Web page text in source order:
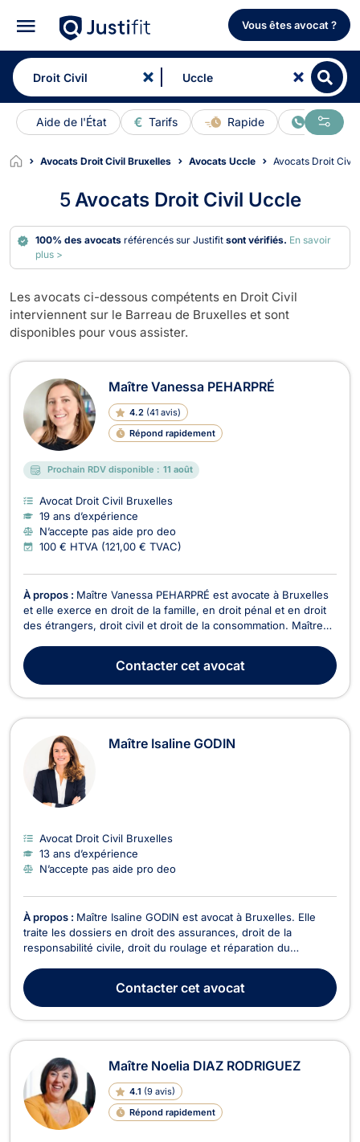
Vous êtes avocat ?
Aide de l'État Tarifs Rapide En ligne
Avocats Droit Civil Bruxelles Avocats Uccle Avocats Droit
5Avocats Droit Civil Uccle
100% des avocats référencés sur Justifitsont vérifiés. En savoir
plus >
Les avocats ci-dessous compétents en Droit Civil
interviennent sur le Barreau de Bruxelles et sont
disponibles pour vous assister.
Avocats en Droit Civil à Uccle
Maître Vanessa PEHARPRÉ
4.2 (41 avis)
Répond rapidement
Prochain RDV disponible : 11 août
Avocat Droit Civil Bruxelles
19 ans d’expérience
N’accepte pas aide pro deo
100 € HTVA (121,00 € TVAC)
À propos : Maître Vanessa PEHARPRÉ est avocate à Bruxelles
et elle exerce en droit de la famille, en droit pénal et en droit
des étrangers, droit civil et droit de la consommation. Maître
famille, notamment pour les dossiers portant sur la séparation,
le divorce, la liquidation du...
Contactercet avocat
Maître Isaline GODIN
Avocat Droit Civil Bruxelles
13 ans d’expérience
N’accepte pas aide pro deo
À propos : Maître Isaline GODIN est avocat à Bruxelles. Elle
traite les dossiers en droit des assurances, droit de la
responsabilité civile, droit du roulage et réparation du
dans les dossiers relatif à l'évaluation et l'indemnisation d'un
dommage corporel lors de faits préjud...
Contactercet avocat
Maître Noelia DIAZ RODRIGUEZ
4.1 (9 avis)
Répond rapidement